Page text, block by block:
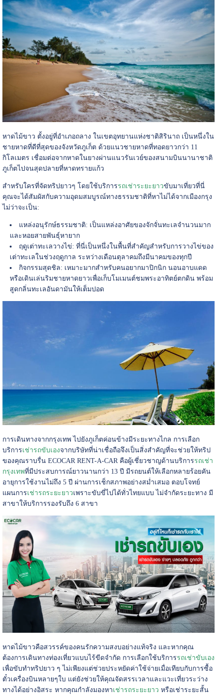
หาดไม้ขาว ตั้งอยู่ที่อำเภอถลาง ในเขตอุทยานแห่งชาติสิรินาถ เป็นหนึ่งใน
ชายหาดที่ดีที่สุดของจังหวัดภูเก็ต ด้วยแนวชายหาดที่ทอดยาวกว่า 11
กิโลเมตร เชื่อมต่อจากหาดในยางผ่านแนวรันเวย์ของสนามบินนานาชาติ
ภูเก็ตไปจนสุดปลายที่หาดทรายแก้ว
สำหรับใครที่จัดทริปยาวๆ โดยใช้บริการรถเช่าระยะยาวขับมาเที่ยวที่นี่
คุณจะได้สัมผัสกับความอุดมสมบูรณ์ทางธรรมชาติที่หาไม่ได้จากเมืองกรุง
ไม่ว่าจะเป็น:
แหล่งอนุรักษ์ธรรมชาติ: เป็นแหล่งอาศัยของจักจั่นทะเลจำนวนมาก
และหอยสายพันธุ์หายาก
ฤดูเต่าทะเลวางไข่: ที่นี่เป็นหนึ่งในพื้นที่สำคัญสำหรับการวางไข่ของ
เต่าทะเลในช่วงฤดูกาล ระหว่างเดือนตุลาคมถึงมีนาคมของทุกปี
กิจกรรมสุดชิล: เหมาะมากสำหรับคนอยากมาปิกนิก นอนอาบแดด
หรือเดินเล่นริมชายหาดยาวเพื่อเก็บโมเมนต์ชมพระอาทิตย์ตกดิน พร้อม
สูดกลิ่นทะเลอันดามันให้เต็มปอด
การเดินทางจากกรุงเทพ ไปยังภูเก็ตค่อนข้างมีระยะทางไกล การเลือก
บริการเช่ารถขับเองจากบริษัทที่น่าเชื่อถือจึงเป็นสิ่งสำคัญที่จะช่วยให้ทริป
ของคุณราบรื่น ECOCAR RENT-A-CAR คือผู้เชี่ยวชาญด้านบริการรถเช่า
กรุงเทพที่มีประสบการณ์ยาวนานกว่า 13 ปี มีรถยนต์ให้เลือกหลายร้อยคัน
อายุการใช้งานไม่ถึง 5 ปี ผ่านการเช็กสภาพอย่างสม่ำเสมอ ตอบโจทย์
แผนการเช่ารถระยะยาวเพราะขับขี่ไปได้ทั่วไทยแบบ ไม่จำกัดระยะทาง มี
สาขาให้บริการรองรับถึง 6 สาขา
หาดไม้ขาวคือสวรรค์ของคนรักความสงบอย่างแท้จริง และหากคุณ
ต้องการเดินทางท่องเที่ยวแบบไร้ขีดจำกัด การเลือกใช้บริการรถเช่าขับเอง
เพื่อขับทำทริปยาว ๆ ไม่เพียงแต่ช่วยประหยัดค่าใช้จ่ายเมื่อเทียบกับการซื้อ
ตั๋วเครื่องบินหลายๆใบ แต่ยังช่วยให้คุณจัดสรรเวลาและแวะเที่ยวระว่าง
ทางได้อย่างอิสระ หากคุณกำลังมองหาเช่ารถระยะยาว หรือเช่าระยะสั้น